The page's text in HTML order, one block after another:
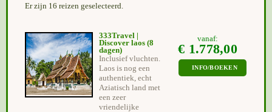
Er zijn 16 reizen geselecteerd.
vanaf:
€ 1.778,00
INFO/BOEKEN
333Travel |
Discover laos (8
dagen)
Inclusief vluchten.
Laos is nog een
authentiek, echt
Aziatisch land met
een zeer
vriendelijke